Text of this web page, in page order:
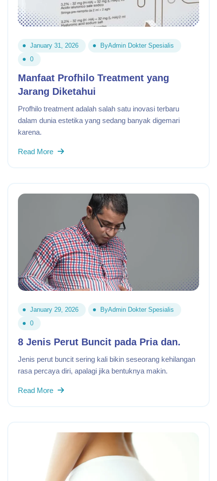
January 31, 2026 ByAdmin Dokter Spesialis
0
Manfaat Profhilo Treatment yang
Jarang Diketahui
Profhilo treatment adalah salah satu inovasi terbaru
dalam dunia estetika yang sedang banyak digemari
karena.
Read More
January 29, 2026 ByAdmin Dokter Spesialis
0
8 Jenis Perut Buncit pada Pria dan.
Jenis perut buncit sering kali bikin seseorang kehilangan
rasa percaya diri, apalagi jika bentuknya makin.
Read More